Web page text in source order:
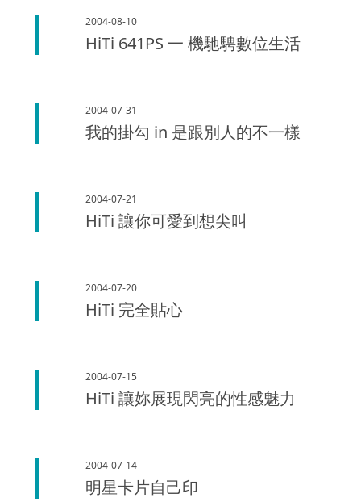
2004-08-10
HiTi 641PS 一 機馳騁數位生活
2004-07-31
我的掛勾 in 是跟別人的不一樣
2004-07-21
HiTi 讓你可愛到想尖叫
2004-07-20
HiTi 完全貼心
2004-07-15
HiTi 讓妳展現閃亮的性感魅力
2004-07-14
明星卡片自己印